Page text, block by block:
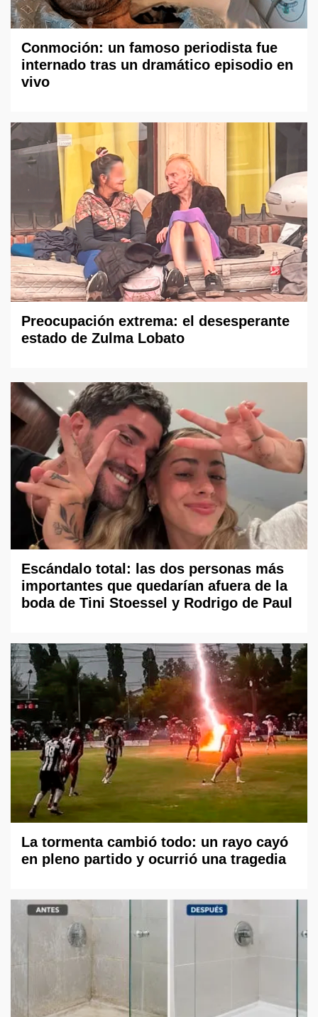
Conmoción: un famoso periodista fue
internado tras un dramático episodio en
vivo
Preocupación extrema: el desesperante
estado de Zulma Lobato
Escándalo total: las dos personas más
importantes que quedarían afuera de la
boda de Tini Stoessel y Rodrigo de Paul
La tormenta cambió todo: un rayo cayó
en pleno partido y ocurrió una tragedia